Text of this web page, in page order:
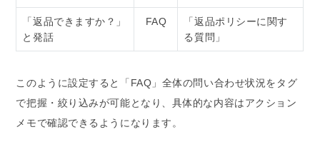
「返品できますか？」
と発話
FAQ
「返品ポリシーに関す
る質問」
このように設定すると「FAQ」全体の問い合わせ状況をタグ
で把握・絞り込みが可能となり、具体的な内容はアクション
メモで確認できるようになります。